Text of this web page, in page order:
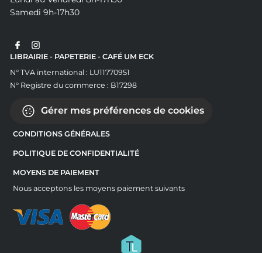
Samedi 9h-17h30
LIBRAIRIE - PAPETERIE - CAFÉ UM ECK
N° TVA international : LU11770951
N° Registre du commerce : B17298
Gérer mes préférences de cookies
CONDITIONS GÉNÉRALES
POLITIQUE DE CONFIDENTIALITÉ
MOYENS DE PAIEMENT
Nous acceptons les moyens paiement suivants